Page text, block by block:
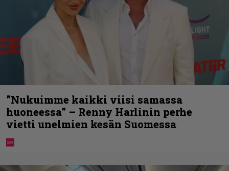
”Nukuimme kaikki viisi samassa
huoneessa” – Renny Harlinin perhe
vietti unelmien kesän Suomessa